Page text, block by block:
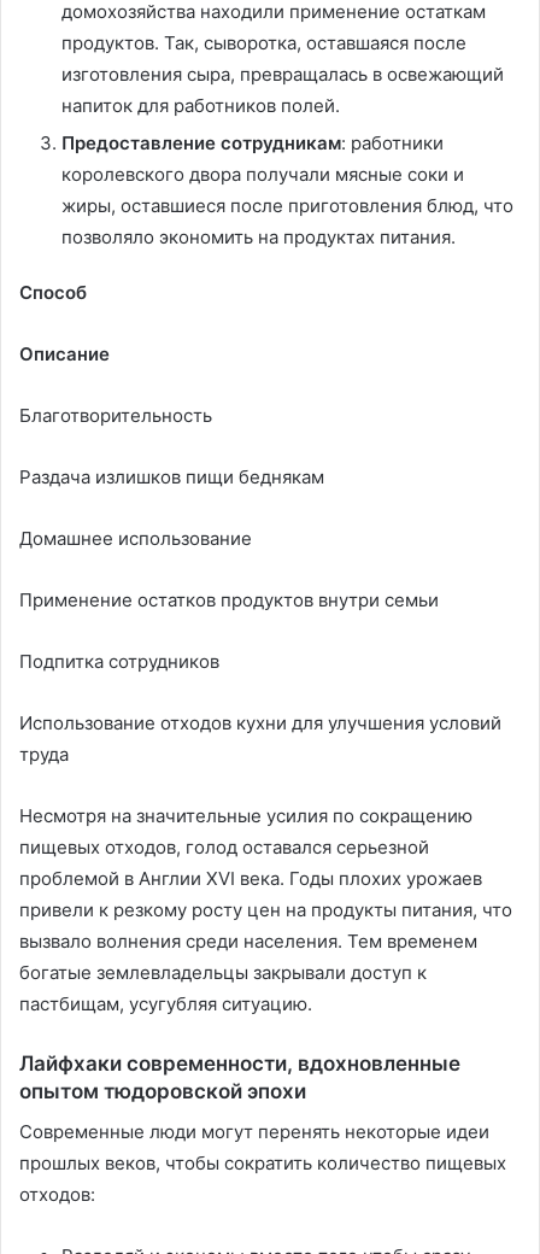
домохозяйства находили применение остаткам
продуктов. Так, сыворотка, оставшаяся после
изготовления сыра, превращалась в освежающий
напиток для работников полей.
Предоставление сотрудникам: работники
королевского двора получали мясные соки и
жиры, оставшиеся после приготовления блюд, что
позволяло экономить на продуктах питания.
Способ
Описание
Благотворительность
Раздача излишков пищи беднякам
Домашнее использование
Применение остатков продуктов внутри семьи
Подпитка сотрудников
Использование отходов кухни для улучшения условий
труда
Несмотря на значительные усилия по сокращению
пищевых отходов, голод оставался серьезной
проблемой в Англии XVI века. Годы плохих урожаев
привели к резкому росту цен на продукты питания, что
вызвало волнения среди населения. Тем временем
богатые землевладельцы закрывали доступ к
пастбищам, усугубляя ситуацию.
Лайфхаки современности, вдохновленные
опытом тюдоровской эпохи
Современные люди могут перенять некоторые идеи
прошлых веков, чтобы сократить количество пищевых
отходов: